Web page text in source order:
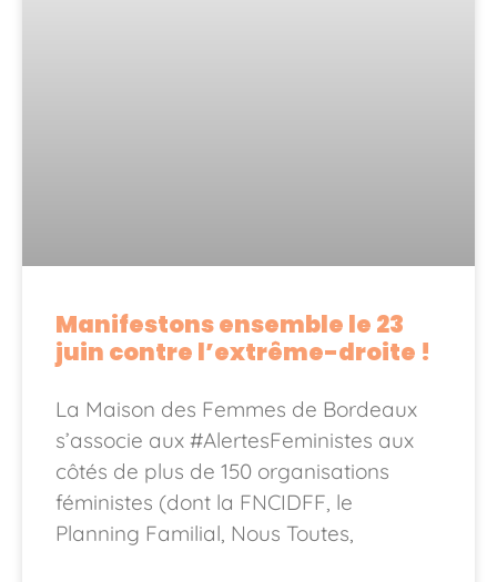
Manifestons ensemble le 23
juin contre l’extrême-droite !
La Maison des Femmes de Bordeaux
s’associe aux #AlertesFeministes aux
côtés de plus de 150 organisations
féministes (dont la FNCIDFF, le
Planning Familial, Nous Toutes,